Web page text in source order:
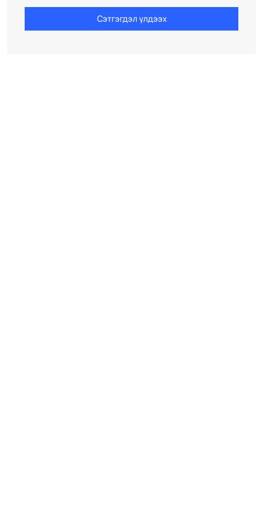
Сэтгэгдэл үлдээх